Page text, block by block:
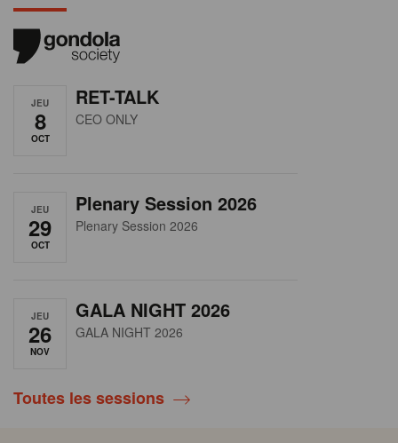
JEU
8
OCT
RET-TALK
CEO ONLY
JEU
29
OCT
Plenary Session 2026
Plenary Session 2026
JEU
26
NOV
GALA NIGHT 2026
GALA NIGHT 2026
Toutes les sessions